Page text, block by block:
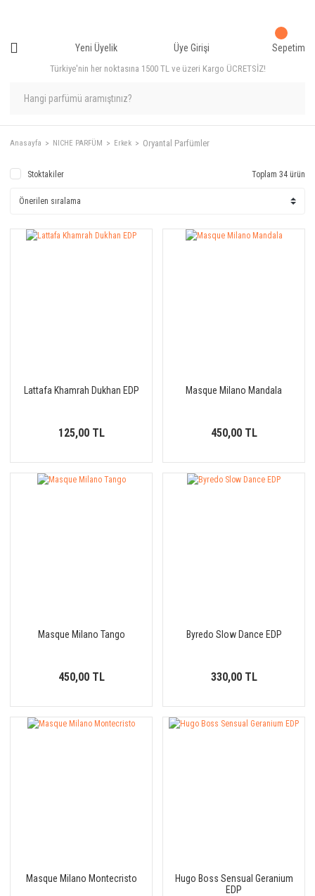
Türkiye'nin her noktasına 1500 TL ve üzeri Kargo ÜCRETSİZ!
Yeni Üyelik Üye Girişi Sepetim
Anasayfa NICHE PARFÜM Erkek Oryantal Parfümler
Stoktakiler Toplam 34 ürün
Lattafa Khamrah Dukhan EDP
125,00 TL
Masque Milano Mandala
450,00 TL
Masque Milano Tango
450,00 TL
Byredo Slow Dance EDP
330,00 TL
Masque Milano Montecristo
Hugo Boss Sensual Geranium
EDP